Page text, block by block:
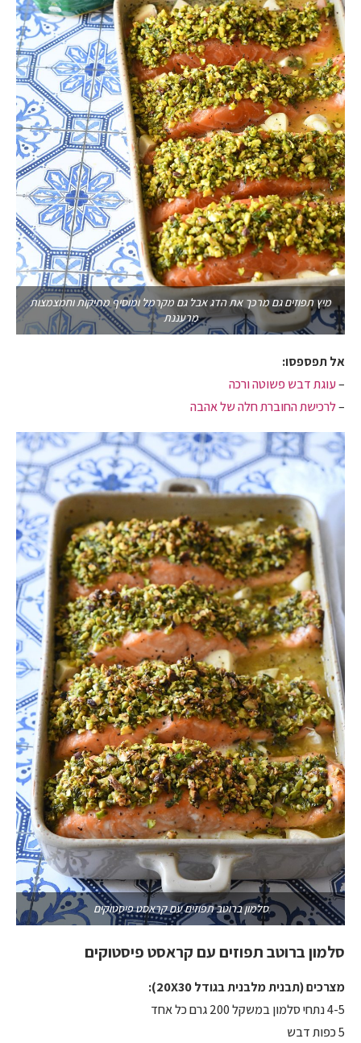
מיץ תפוזים גם מרכך את הדג אבל גם מקרמל ומוסיף מתיקות וחמצמצות
מרעננת
אל תפספסו:
–עוגת דבש פשוטה ורכה
–לרכישת החוברת חלה של אהבה
סלמון ברוטב תפוזים עם קראסט פיסטוקים
סלמון ברוטב תפוזים עם קראסט פיסטוקים
מצרכים (תבנית מלבנית בגודל 20X30):
4-5 נתחי סלמון במשקל 200 גרם כל אחד
5 כפות דבש